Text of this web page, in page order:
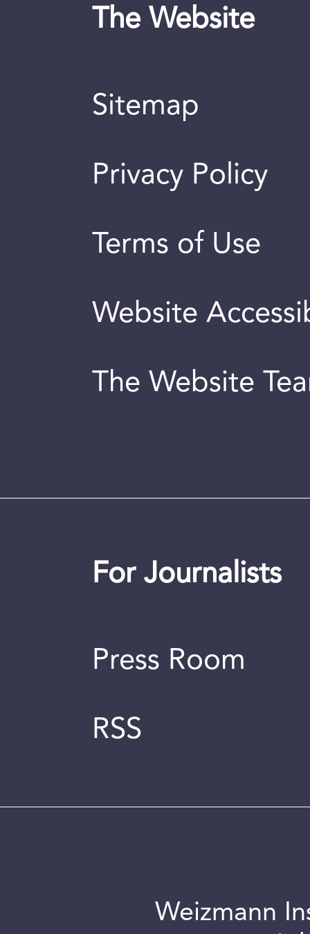
The Website
Sitemap
Privacy Policy
Terms of Use
Website
The Website
For Journalists
Press Room
RSS
Weizmann